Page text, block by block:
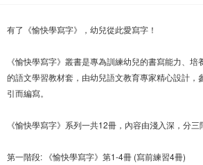
有了《愉快學寫字》，幼兒從此愛寫字！
《愉快學寫字》叢書是專為訓練幼兒的書寫能力、
的語文學習教材套，由幼兒語文教育專家精心設計，
引而編寫。
《愉快學寫字》系列一共12冊，內容由淺入深，分三
第一階段: 《愉快學寫字》第1-4冊 (寫前練習4冊)